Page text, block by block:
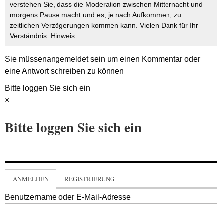
verstehen Sie, dass die Moderation zwischen Mitternacht und
morgens Pause macht und es, je nach Aufkommen, zu
zeitlichen Verzögerungen kommen kann. Vielen Dank für Ihr
Verständnis. Hinweis
Sie müssenangemeldetsein um einen Kommentar oder
eine Antwort schreiben zu können
Bitte loggen Sie sich ein
×
Bitte loggen Sie sich ein
ANMELDEN REGISTRIERUNG
Benutzername oder E-Mail-Adresse